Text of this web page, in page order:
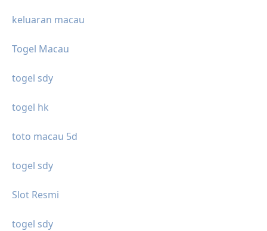
keluaran macau
Togel Macau
togel sdy
togel hk
toto macau 5d
togel sdy
Slot Resmi
togel sdy